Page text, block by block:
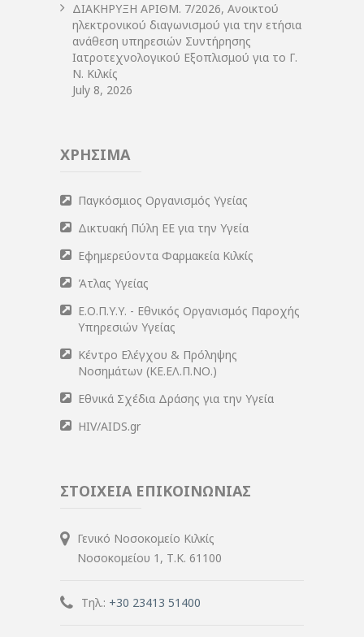
ΔIΑΚΗΡΥΞΗ ΑΡIΘΜ. 7/2026, Ανοικτού
ηλεκτρονικού διαγωνισμού για την ετήσια
ανάθεση υπηρεσιών Συντήρησης
Ιατροτεχνολογικού Εξοπλισμού για το Γ.
Ν. Κιλκίς
July 8, 2026
ΧΡΗΣΙΜΑ
Παγκόσμιος Οργανισμός Υγείας
Δικτυακή Πύλη ΕΕ για την Υγεία
Εφημερεύοντα Φαρμακεία Κιλκίς
Άτλας Υγείας
Ε.Ο.Π.Υ.Υ. - Εθνικός Οργανισμός Παροχής
Υπηρεσιών Υγείας
Κέντρο Ελέγχου & Πρόληψης
Νοσημάτων (ΚΕ.ΕΛ.Π.ΝΟ.)
Εθνικά Σχέδια Δράσης για την Υγεία
HIV/AIDS.gr
ΣΤΟΙΧΕΙΑ ΕΠΙΚΟΙΝΩΝΙΑΣ
Γενικό Νοσοκομείο Κιλκίς
Νοσοκομείου 1, Τ.Κ. 61100
Τηλ.: +30 23413 51400